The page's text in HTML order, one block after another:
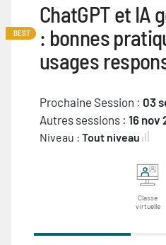
BEST
ChatGPT et IA
: bonnes
usages
Prochaine Session : 03
Autres sessions : 16 nov
Niveau : Tout niveau
Classe
virtuelle